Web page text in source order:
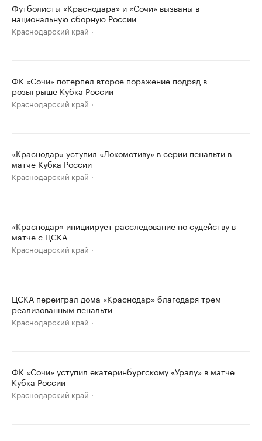
Футболисты «Краснодара» и «Сочи» вызваны в
национальную сборную России
Краснодарский край
ФК «Сочи» потерпел второе поражение подряд в
розыгрыше Кубка России
Краснодарский край
«Краснодар» уступил «Локомотиву» в серии пенальти в
матче Кубка России
Краснодарский край
«Краснодар» инициирует расследование по судейству в
матче с ЦСКА
Краснодарский край
ЦСКА переиграл дома «Краснодар» благодаря трем
реализованным пенальти
Краснодарский край
ФК «Сочи» уступил екатеринбургскому «Уралу» в матче
Кубка России
Краснодарский край